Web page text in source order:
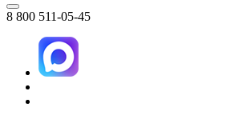
8 800 511-05-45